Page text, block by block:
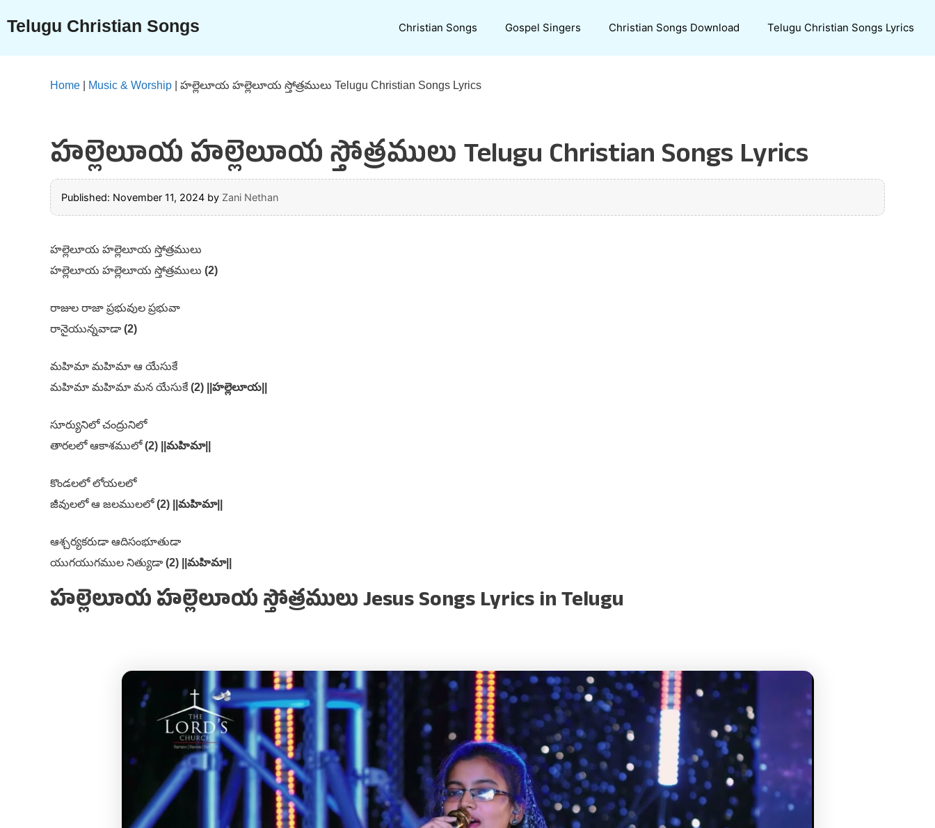
content
Telugu Christian Songs Christian Songs Gospel Singers Christian Songs Download Telugu Christian Songs Lyrics
Home Music & Worship హల్లెలూయ హల్లెలూయ స్తోత్రములు Telugu Christian Songs Lyrics
హల్లెలూయ హల్లెలూయ స్తోత్రములు Telugu Christian Songs Lyrics
Published: November 11, 2024 by Zani Nethan
హల్లెలూయ హల్లెలూయ స్తోత్రములు
హల్లెలూయ హల్లెలూయ స్తోత్రములు (2)
రాజుల రాజా ప్రభువుల ప్రభువా
రానైయున్నవాడా (2)
మహిమా మహిమా ఆ యేసుకే
మహిమా మహిమా మన యేసుకే(2) ||హల్లెలూయ||
సూర్యునిలో చంద్రునిలో
తారలలో ఆకాశములో(2) ||మహిమా||
కొండలలో లోయలలో
జీవులలో ఆ జలములలో(2) ||మహిమా||
ఆశ్చర్యకరుడా ఆదిసంభూతుడా
యుగయుగముల నిత్యుడా (2) ||మహిమా||
హల్లెలూయ హల్లెలూయ స్తోత్రములు Jesus Songs Lyrics in Telugu